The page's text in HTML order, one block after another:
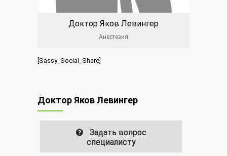
Доктор Яков Левингер
Анестезия
[Sassy_Social_Share]
Доктор Яков Левингер
Задать вопрос
специалисту